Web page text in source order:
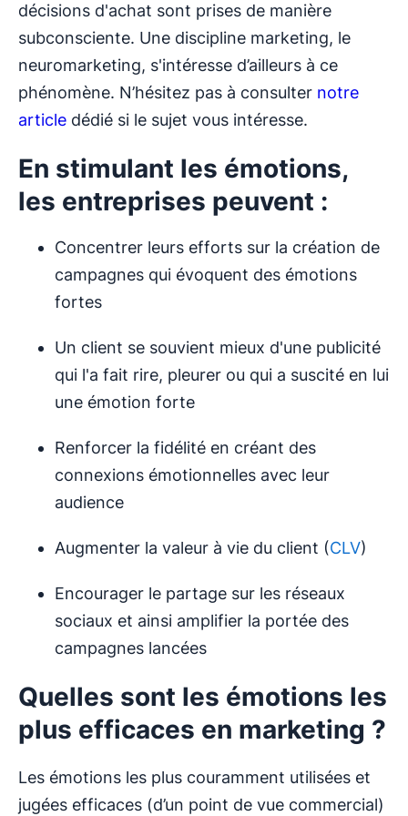
décisions d'achat sont prises de manière
subconsciente. Une discipline marketing, le
neuromarketing, s'intéresse d’ailleurs à ce
phénomène. N’hésitez pas à consulter notre
article dédié si le sujet vous intéresse.
En stimulant les émotions,
les entreprises peuvent :
Concentrer leurs efforts sur la création de
campagnes qui évoquent des émotions
fortes
Un client se souvient mieux d'une publicité
qui l'a fait rire, pleurer ou qui a suscité en lui
une émotion forte
Renforcer la fidélité en créant des
connexions émotionnelles avec leur
audience
Augmenter la valeur à vie du client (CLV)
Encourager le partage sur les réseaux
sociaux et ainsi amplifier la portée des
campagnes lancées
Quelles sont les émotions les
plus efficaces en marketing ?
Les émotions les plus couramment utilisées et
jugées efficaces (d’un point de vue commercial)